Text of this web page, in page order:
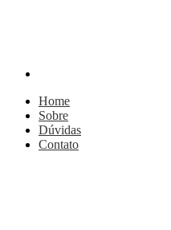
Home
Sobre
Dúvidas
Contato